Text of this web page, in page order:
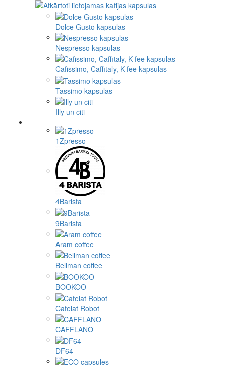
Dolce Gusto kapsulas
Nespresso kapsulas
Cafissimo, Caffitaly, K-fee kapsulas
Tassimo kapsulas
Illy un citi
1Zpresso
4Barista
9Barista
Aram coffee
Bellman coffee
BOOKOO
Cafelat Robot
CAFFLANO
DF64